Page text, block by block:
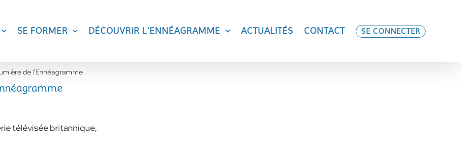
SE FORMER DÉCOUVRIR L’ENNÉAGRAMME ACTUALITÉS CONTACT SE CONNECTER
de l’Ennéagramme
télévisée britannique,